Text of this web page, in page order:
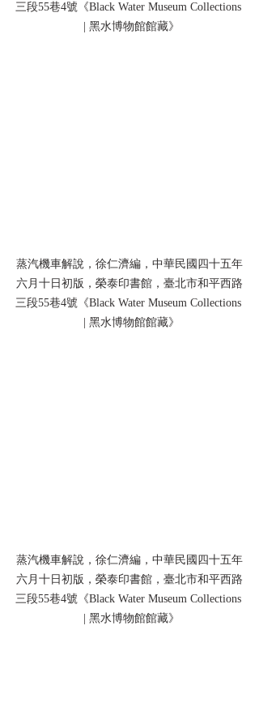
三段55巷4號《Black Water Museum Collections
| 黑水博物館館藏》
蒸汽機車解說，徐仁濟編，中華民國四十五年
六月十日初版，榮泰印書館，臺北市和平西路
三段55巷4號《Black Water Museum Collections
| 黑水博物館館藏》
蒸汽機車解說，徐仁濟編，中華民國四十五年
六月十日初版，榮泰印書館，臺北市和平西路
三段55巷4號《Black Water Museum Collections
| 黑水博物館館藏》